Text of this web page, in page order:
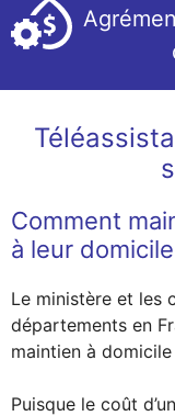
Comment
à leur
Le ministère et les
départements en
maintien à
Puisque le coût